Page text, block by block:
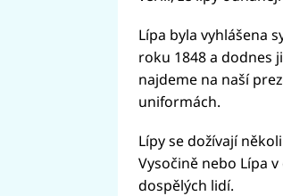
Lípa byla vyhlášena
roku 1848 a dodnes
najdeme na naší
uniformách.
Lípy se dožívají
Vysočině nebo Lípa
dospělých lidí.